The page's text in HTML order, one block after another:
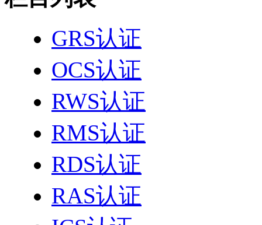
GRS认证
OCS认证
RWS认证
RMS认证
RDS认证
RAS认证